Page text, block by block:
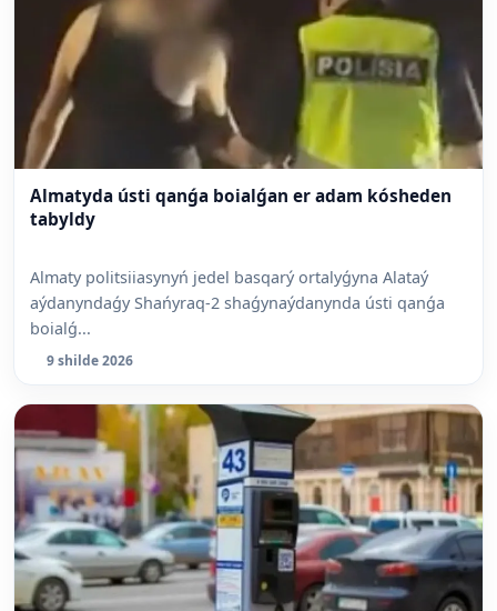
Almatyda ústi qanǵa boialǵan er adam kósheden
tabyldy
Almaty politsiiasynyń jedel basqarý ortalyǵyna Alataý
aýdanyndaǵy Shańyraq-2 shaǵynaýdanynda ústi qanǵa
boialǵ...
9 shilde 2026